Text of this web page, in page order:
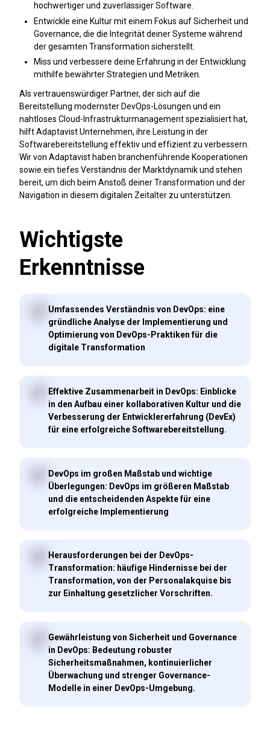
hochwertiger und zuverlässiger Software.
Entwickle eine Kultur mit einem Fokus auf Sicherheit und
Governance, die die Integrität deiner Systeme während
der gesamten Transformation sicherstellt.
Miss und verbessere deine Erfahrung in der Entwicklung
mithilfe bewährter Strategien und Metriken.
Als vertrauenswürdiger Partner, der sich auf die
Bereitstellung modernster DevOps-Lösungen und ein
nahtloses Cloud-Infrastrukturmanagement spezialisiert hat,
hilft Adaptavist Unternehmen, ihre Leistung in der
Softwarebereitstellung effektiv und effizient zu verbessern.
Wir von Adaptavist haben branchenführende Kooperationen
sowie ein tiefes Verständnis der Marktdynamik und stehen
bereit, um dich beim Anstoß deiner Transformation und der
Navigation in diesem digitalen Zeitalter zu unterstützen.
Wichtigste
Erkenntnisse
Umfassendes Verständnis von DevOps: eine
gründliche Analyse der Implementierung und
Optimierung von DevOps-Praktiken für die
digitale Transformation
Effektive Zusammenarbeit in DevOps: Einblicke
in den Aufbau einer kollaborativen Kultur und die
Verbesserung der Entwicklererfahrung (DevEx)
für eine erfolgreiche Softwarebereitstellung.
DevOps im großen Maßstab und wichtige
Überlegungen: DevOps im größeren Maßstab
und die entscheidenden Aspekte für eine
erfolgreiche Implementierung
Herausforderungen bei der DevOps-
Transformation: häufige Hindernisse bei der
Transformation, von der Personalakquise bis
zur Einhaltung gesetzlicher Vorschriften.
Gewährleistung von Sicherheit und Governance
in DevOps: Bedeutung robuster
Sicherheitsmaßnahmen, kontinuierlicher
Überwachung und strenger Governance-
Modelle in einer DevOps-Umgebung.